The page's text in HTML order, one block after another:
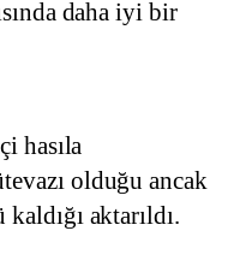
daha iyi bir
hasıla
olduğu ancak
aktarıldı.